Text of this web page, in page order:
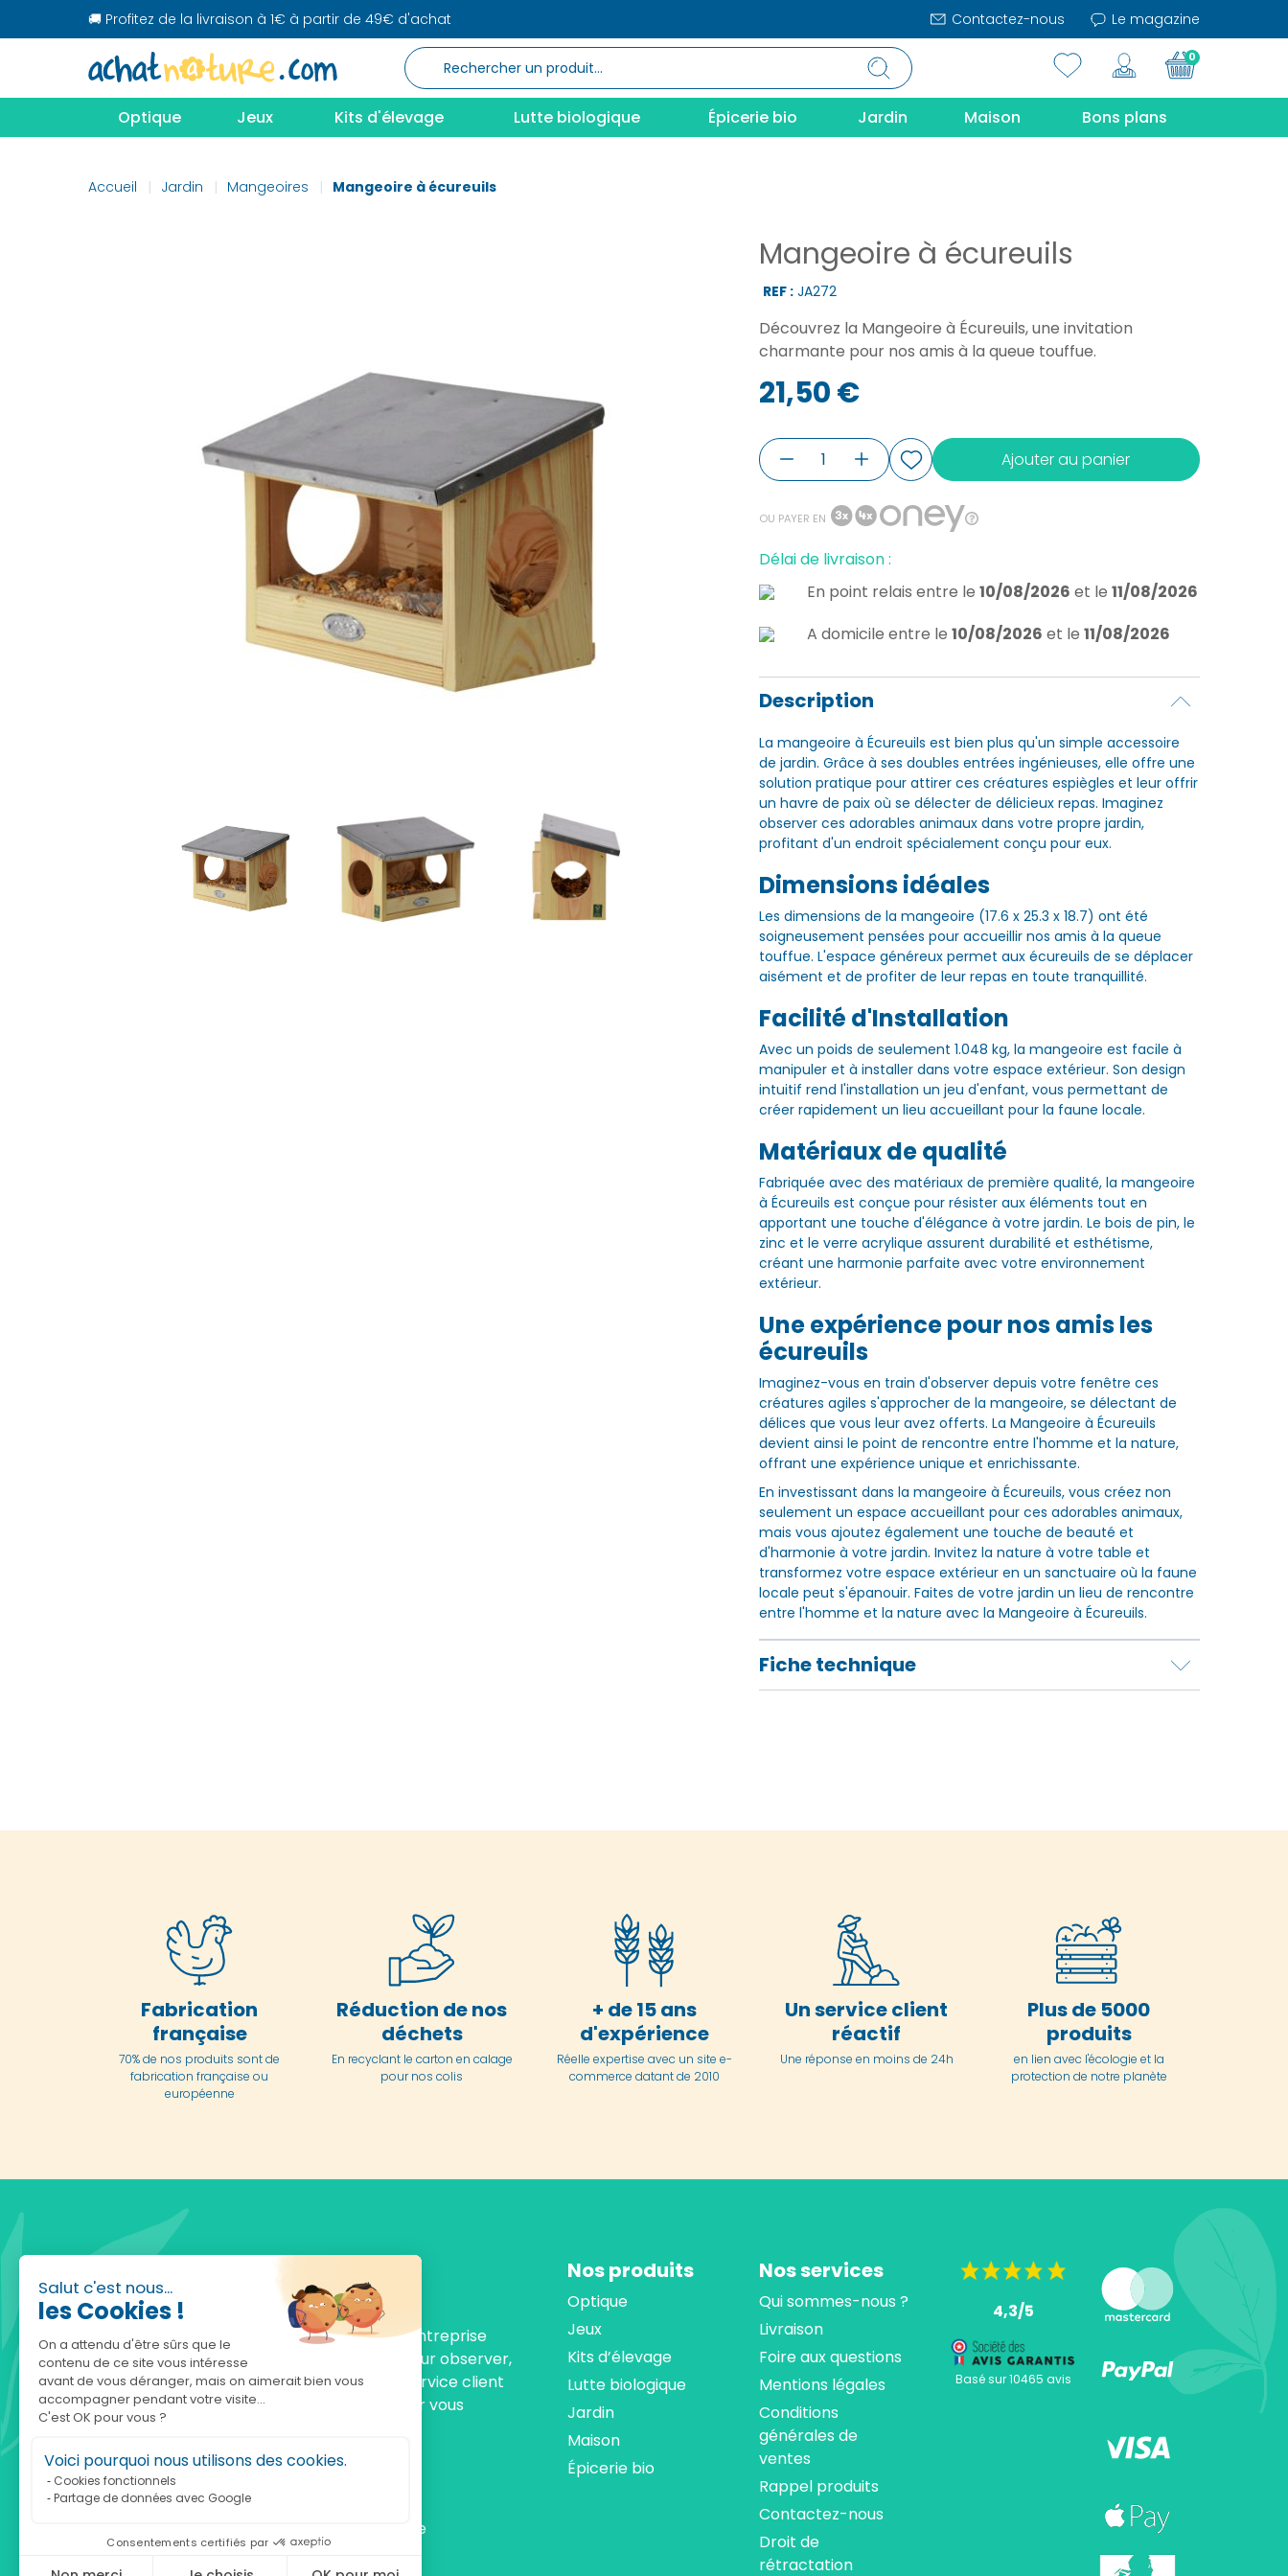
Salut c'est nous...
les Cookies !
On a attendu d'être sûrs que le
contenu de ce site vous intéresse
avant de vous déranger, mais on aimerait bien vous
accompagner pendant votre visite...
C'est OK pour vous ?
Voici pourquoi nous utilisons des cookies.
Cookies fonctionnels
Partage de données avec Google
Consentements certifiés par
🚚 Profitez de la livraison à 1€ à partir de 49€ d'achat Contactez-nous Le magazine
0
Optique Jeux Kits d'élevage Lutte biologique Épicerie bio Jardin Maison Bons plans
Accueil Jardin Mangeoires Mangeoire à écureuils
Mangeoire à écureuils
REF : JA272
Découvrez la Mangeoire à Écureuils, une invitation
charmante pour nos amis à la queue touffue.
21,50 €
Ajouter au panier
OU PAYER EN
Délai de livraison :
En point relais entre le 10/08/2026 et le 11/08/2026
A domicile entre le 10/08/2026 et le 11/08/2026
Description
La mangeoire à Écureuils est bien plus qu'un simple accessoire
de jardin. Grâce à ses doubles entrées ingénieuses, elle offre une
solution pratique pour attirer ces créatures espiègles et leur offrir
un havre de paix où se délecter de délicieux repas. Imaginez
observer ces adorables animaux dans votre propre jardin,
profitant d'un endroit spécialement conçu pour eux.
Dimensions idéales
Les dimensions de la mangeoire (17.6 x 25.3 x 18.7) ont été
soigneusement pensées pour accueillir nos amis à la queue
touffue. L'espace généreux permet aux écureuils de se déplacer
aisément et de profiter de leur repas en toute tranquillité.
Facilité d'Installation
Avec un poids de seulement 1.048 kg, la mangeoire est facile à
manipuler et à installer dans votre espace extérieur. Son design
intuitif rend l'installation un jeu d'enfant, vous permettant de
créer rapidement un lieu accueillant pour la faune locale.
Matériaux de qualité
Fabriquée avec des matériaux de première qualité, la mangeoire
à Écureuils est conçue pour résister aux éléments tout en
apportant une touche d'élégance à votre jardin. Le bois de pin, le
zinc et le verre acrylique assurent durabilité et esthétisme,
créant une harmonie parfaite avec votre environnement
extérieur.
Une expérience pour nos amis les
écureuils
Imaginez-vous en train d'observer depuis votre fenêtre ces
créatures agiles s'approcher de la mangeoire, se délectant de
délices que vous leur avez offerts. La Mangeoire à Écureuils
devient ainsi le point de rencontre entre l'homme et la nature,
offrant une expérience unique et enrichissante.
En investissant dans la mangeoire à Écureuils, vous créez non
seulement un espace accueillant pour ces adorables animaux,
mais vous ajoutez également une touche de beauté et
d'harmonie à votre jardin. Invitez la nature à votre table et
transformez votre espace extérieur en un sanctuaire où la faune
locale peut s'épanouir. Faites de votre jardin un lieu de rencontre
entre l'homme et la nature avec la Mangeoire à Écureuils.
Fiche technique
Fabrication
française
70% de nos produits sont de
fabrication française ou
européenne
Réduction de nos
déchets
En recyclant le carton en calage
pour nos colis
+ de 15 ans
d'expérience
Réelle expertise avec un site e-
commerce datant de 2010
Un service client
réactif
Une réponse en moins de 24h
Plus de 5000
produits
en lien avec l'écologie et la
protection de notre planète
Fondée en 2010, achatnature.com est une entreprise
française qui réunit plus de 5000 produits pour observer,
comprendre et protéger la nature. Notre service client
est à votre écoute, du lundi au vendredi, pour vous
accompagner.
Notre adresse :
achatnature.com (Ethik & Nature)
160 rue Pierre Fallion - 69140 Rillieux-La-Pape
Nos produits
Optique
Jeux
Kits d’élevage
Lutte biologique
Jardin
Maison
Épicerie bio
Nos services
Qui sommes-nous ?
Livraison
Foire aux questions
Mentions légales
Conditions
générales de
ventes
Rappel produits
Contactez-nous
Droit de
rétractation
4,3/5
Basé sur 10465 avis